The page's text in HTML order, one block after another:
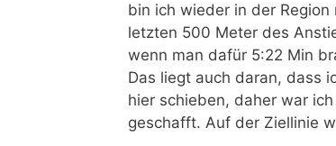
bin ich wieder in der
letzten 500 Meter des
wenn man dafür 5:22 Min
Das liegt auch daran, dass
hier schieben, daher war
geschafft. Auf der Ziellinie